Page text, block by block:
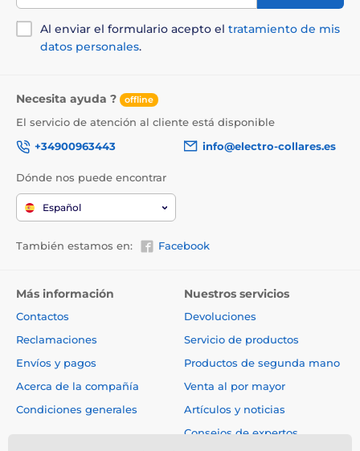
disfrutará paseando.
La correa no sólo es una opción más cómoda para
pasear, sino que además está fabricada con un
cargas. El mecanismo de enrollado de la correa se ha
sin engancharse.
La ventaja innegable de la correa es su diseño, que le
proporcionará no sólo estilo, sino sobre todo
comodidad. El mango ergonómico le ofrece una
solución funcional. Un agarre cómodo y seguro
simplemente pertenece a la comodidad al caminar.
de alta calidad para sujetarla al collar del perro.
Al enviar el formulario acepto el tratamiento de mis
datos personales.
Necesita ayuda ? offline
El servicio de atención al cliente está disponible
+34900963443
info@electro-collares.es
Dónde nos puede encontrar
Español
También estamos en: Facebook
Más información
Contactos
Reclamaciones
Envíos y pagos
Acerca de la compañía
Condiciones generales
Nuestros servicios
Devoluciones
Servicio de productos
Productos de segunda mano
Venta al por mayor
Artículos y noticias
Consejos de expertos